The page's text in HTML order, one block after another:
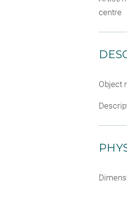
centre
Object